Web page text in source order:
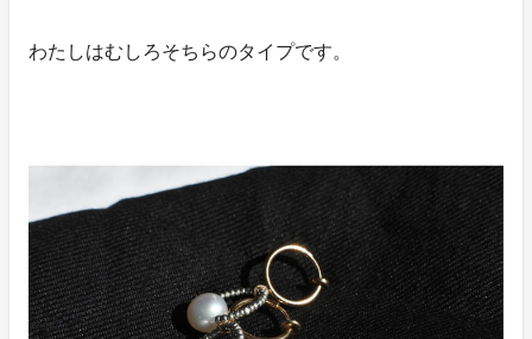
わたしはむしろそちらのタイプです。